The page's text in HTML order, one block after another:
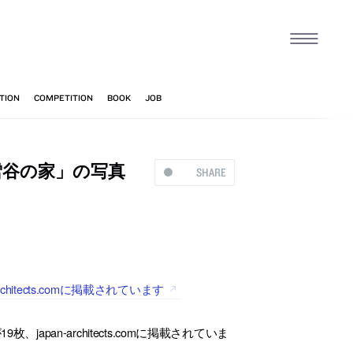
SHARE
の家」の写真
に掲載されています
枚、japan-architects.comに掲載されていま